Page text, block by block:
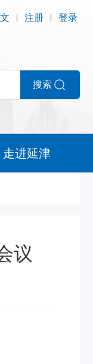
注册 登录
搜索
走进延津
议